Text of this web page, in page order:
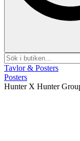
Tavlor & Posters
Posters
Hunter X Hunter